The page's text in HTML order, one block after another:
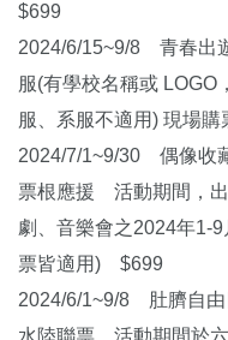
$699
2024/6/15~9/8 青春出
服(有學校名稱或 LOGO
服、系服不適用) 現場
2024/7/1~9/30 偶像收
票根應援 活動期間，
劇、音樂會之2024年1-
票皆適用) $699
2024/6/1~9/8 肚臍自由
水陸聯票 活動期間於